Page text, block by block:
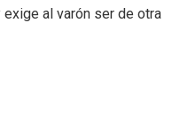
al varón ser de otra